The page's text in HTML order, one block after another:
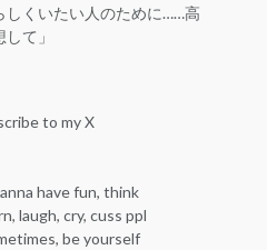
しくいたい人のために……高
て」
to my X
have fun, think
laugh, cry, cuss ppl
be yourself